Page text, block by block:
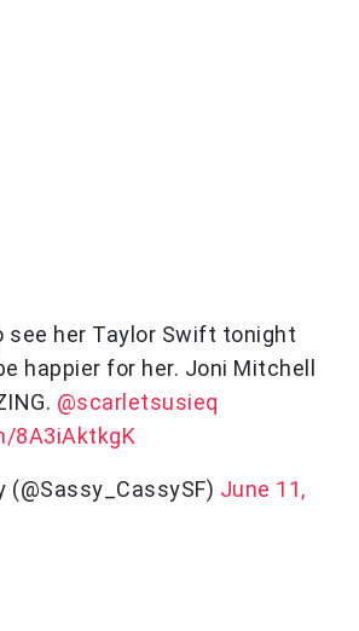
see her Taylor Swift tonight
happier for her. Joni Mitchell
@scarletsusieq
8A3iAktkgK
(@Sassy_CassySF) June 11,